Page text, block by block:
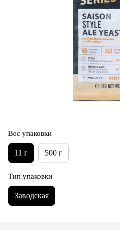
Вес упаковки
11 г 500 г
Тип упаковки
Заводская